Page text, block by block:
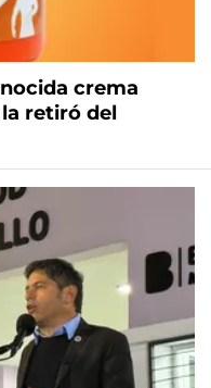
crema
retiró del